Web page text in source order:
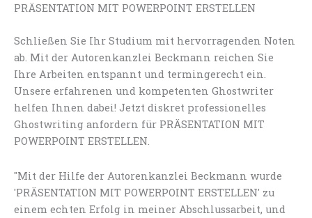
PRÄSENTATION MIT POWERPOINT ERSTELLEN
Schließen Sie Ihr Studium mit hervorragenden Noten
ab. Mit der Autorenkanzlei Beckmann reichen Sie
Ihre Arbeiten entspannt und termingerecht ein.
Unsere erfahrenen und kompetenten Ghostwriter
helfen Ihnen dabei! Jetzt diskret professionelles
Ghostwriting anfordern für PRÄSENTATION MIT
POWERPOINT ERSTELLEN.
"Mit der Hilfe der Autorenkanzlei Beckmann wurde
'PRÄSENTATION MIT POWERPOINT ERSTELLEN' zu
einem echten Erfolg in meiner Abschlussarbeit, und